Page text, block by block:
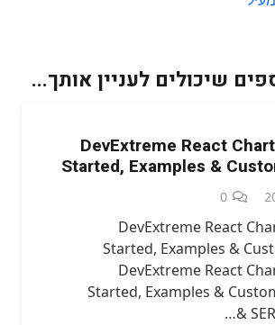
שיכולים לעניין אותך...
DevExtreme React
Started, Examples &
0
DevExtreme React
Started, Examples &
DevExtreme React
Started, Examples &